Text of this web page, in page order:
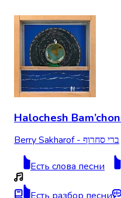
Berry Sakharof - ברי סחרוף
Есть слова песни